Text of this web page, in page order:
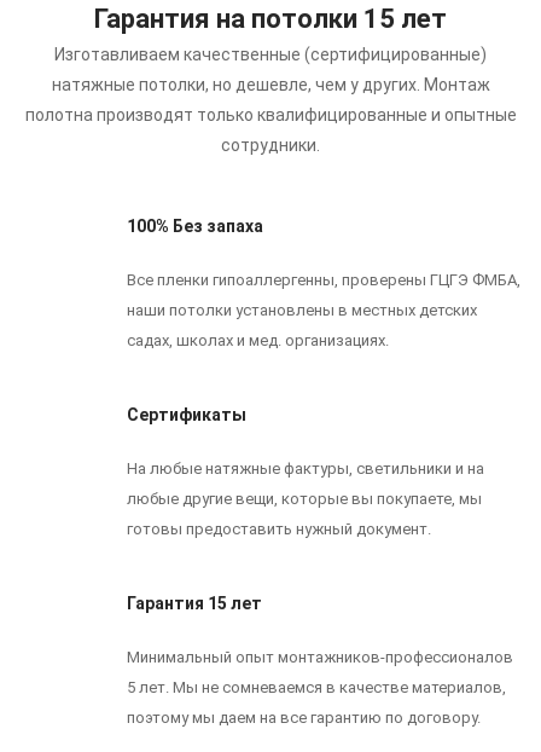
Гарантия на потолки 15 лет
Изготавливаем качественные (сертифицированные)
натяжные потолки, но дешевле, чем у других. Монтаж
полотна производят только квалифицированные и опытные
сотрудники.
100% Без запаха
Все пленки гипоаллергенны, проверены ГЦГЭ ФМБА,
наши потолки установлены в местных детских
садах, школах и мед. организациях.
Сертификаты
На любые натяжные фактуры, светильники и на
любые другие вещи, которые вы покупаете, мы
готовы предоставить нужный документ.
Гарантия 15 лет
Минимальный опыт монтажников-профессионалов
5 лет. Мы не сомневаемся в качестве материалов,
поэтому мы даем на все гарантию по договору.